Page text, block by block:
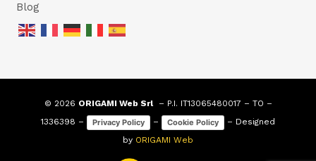
Blog
© 2026 ORIGAMI Web Srl– P.I. IT13065480017 – TO –
1336398 –
Privacy Policy – Cookie Policy
– Designed
by ORIGAMI Web